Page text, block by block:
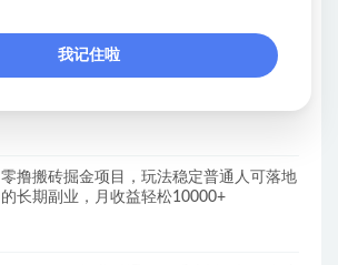
太香了！这款千问视频/图片去水印神器，
零撸搬砖掘金项目，玩法稳定普通人可落地
的长期副业，月收益轻松10000+
我记住啦